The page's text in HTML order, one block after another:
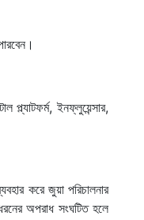
প্ল্যাটফর্ম, ইনফ্লুয়েন্সার,
করে জুয়া পরিচালনার
অপরাধ সংঘটিত হলে